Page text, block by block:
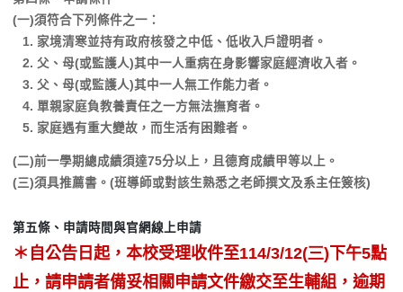
(一)須符合下列條件之一：
家境清寒並持有政府核發之中低、低收入戶證明者。
父、母(或監護人)其中一人重病在身影響家庭經濟收入者。
父、母(或監護人)其中一人無工作能力者。
單親家庭負教養責任之一方無法撫育者。
家庭遇有重大變故，而生活有困難者。
(二)前一學期總成績須達75分以上，且德育成績甲等以上。
(三)須具推薦書。(班導師或對該生熟悉之老師撰文及系主任簽核)
第五條、申請時間與官網線上申請
＊自公告日起，本校受理收件至114/3/12(三) 下午5點
止，請申請者備妥相關申請文件繳交至生輔組，逾期